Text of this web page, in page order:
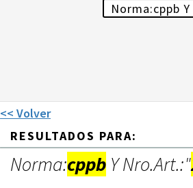
<< Volver
RESULTADOS PARA:
Norma:cppb Y Nro.Art.:"